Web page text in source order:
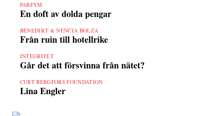
PARFYM
En doft av dolda pengar
BENEDIKT & NENCIA BOLZA
Från ruin till hotellrike
INTEGRITET
Går det att försvinna från nätet?
CURT BERGFORS FOUNDATION
Lina Engler